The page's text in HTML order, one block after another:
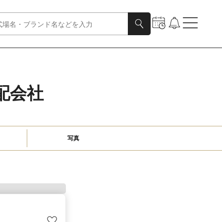
会社
写真